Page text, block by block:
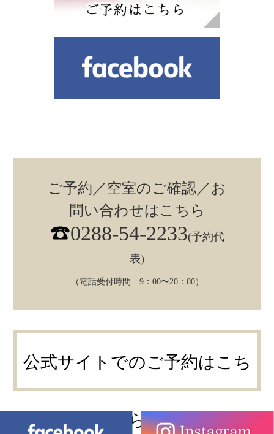
ご予約／空室のご確認／お
問い合わせはこちら
0288-54-2233(予約代
表)
（電話受付時間 9：00〜20：00）
公式サイトでのご予約はこち
ら